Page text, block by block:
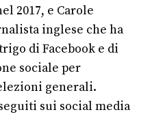
2017, e Carole
inglese che ha
di Facebook e di
sociale per
generali.
sui social media